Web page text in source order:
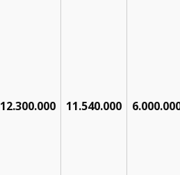
12.300.000 11.540.000